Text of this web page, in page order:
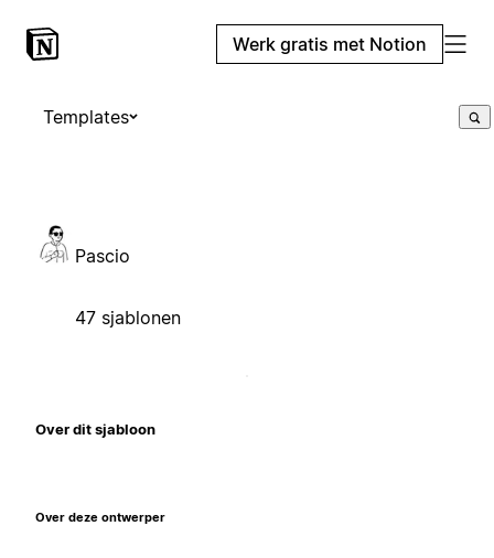
Werk gratis met Notion
Templates
Pascio
47 sjablonen
Over dit sjabloon
Over deze ontwerper